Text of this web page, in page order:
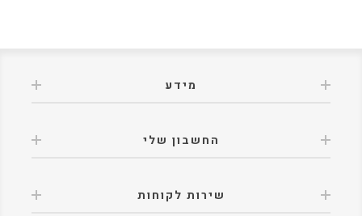
מידע
החשבון שלי
שירות לקוחות